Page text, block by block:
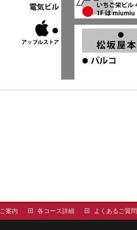
案内 各コース詳細 よくあるご質問